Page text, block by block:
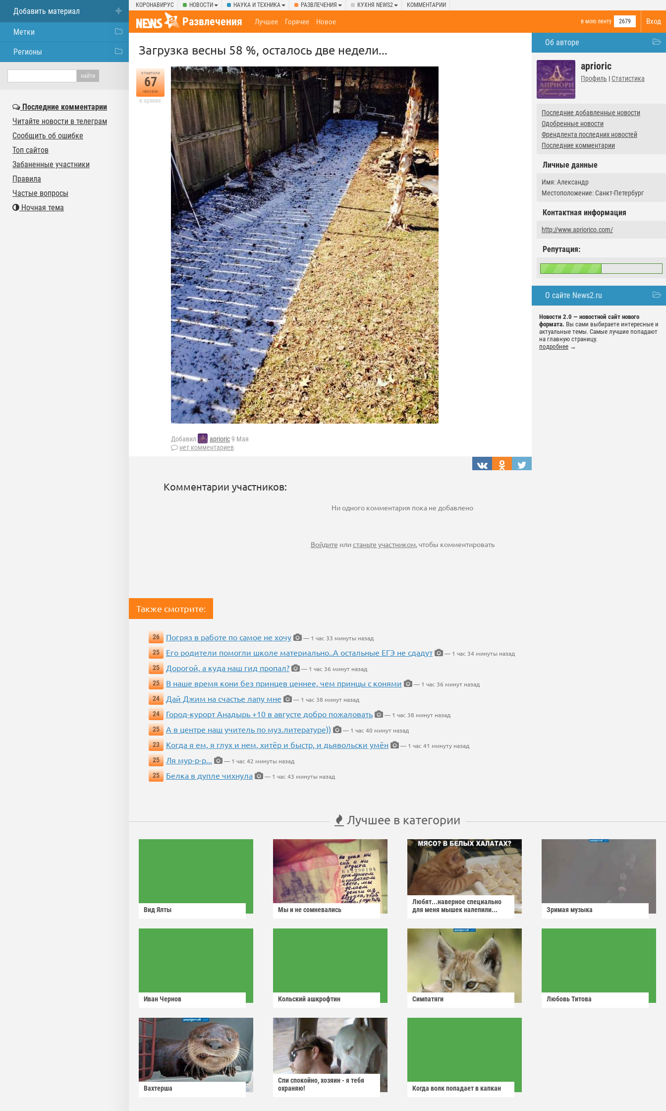
КОРОНАВИРУС НОВОСТИ НАУКА И ТЕХНИКА РАЗВЛЕЧЕНИЯ КУХНЯ NEWS2 КОММЕНТАРИИ
Вход
Развлечения в мою ленту 2679
Лучшее Горячее Новое
Об авторе
aprioric
Профиль | Статистика
Последние добавленные новости
Одобренные новости
Френдлента последних новостей
Последние комментарии
Личные данные
Имя: Александр
Местоположение: Санкт-Петербург
Контактная информация
http://www.apriorico.com/
Репутация:
О сайте News2.ru
Новости 2.0 — новостной сайт нового
формата. Вы сами выбираете интересные и
актуальные темы. Самые лучшие попадают
на главную страницу.
подробнее →
Загрузка весны 58 %, осталось две недели...
отметили
67
человек
в архиве
Добавил aprioric9 Мая
нет комментариев
Комментарии участников:
Ни одного комментария пока не добавлено
Войдите илистаньте участником, чтобы комментировать
Также смотрите:
26 Погряз в работе по самое не хочу
— 1 час 33 минуты назад
25
Его родители помогли школе материально..А остальные ЕГЭ не сдадут
— 1 час 34 минуты назад
25
Дорогой, а куда наш гид пропал?
— 1 час 36 минут назад
25
В наше время кони без принцев ценнее, чем принцы с конями
— 1 час 36 минут назад
24
Дай Джим на счастье лапу мне
— 1 час 38 минут назад
24
Город-курорт Анадырь +10 в августе добро пожаловать
— 1 час 38 минут назад
25
А в центре наш учитель по муз.литературе))
— 1 час 40 минут назад
23
Когда я ем, я глух и нем, хитёр и быстр, и дьявольски умён
— 1 час 41 минуту назад
25
Ля мур-р-р...
— 1 час 42 минуты назад
25
Белка в дупле чихнула — 1 час 43 минуты назад
Лучшее в категории
Вид Ялты Мы и не сомневались
Любят...наверное специально
для меня мышек налепили...
Зримая музыка
Иван Чернов Кольский ашкрофтин Симпатяги Любовь Титова
Вахтерша
Спи спокойно, хозяин - я тебя
охраняю!
Когда волк попадает в капкан
Добавить материал
Метки
Регионы
Последние комментарии
Читайте новости в телеграм
Сообщить об ошибке
Топ сайтов
Забаненные участники
Правила
Частые вопросы
Ночная тема